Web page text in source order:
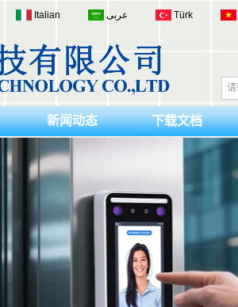
Italian عربى Türk
新闻动态 下载文档